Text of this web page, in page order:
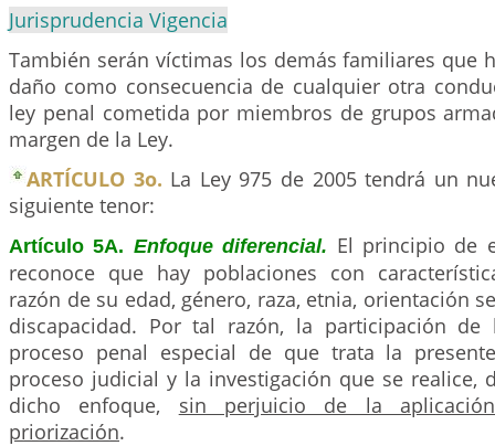
Jurisprudencia Vigencia
También serán víctimas los demás familiares que
daño como consecuencia de cualquier otra
ley penal cometida por miembros de grupos
margen de la Ley.
ARTÍCULO 3o. La Ley 975 de 2005 tendrá un
siguiente tenor:
Artículo 5A. Enfoque diferencial. El principio de
reconoce que hay poblaciones con
razón de su edad, género, raza, etnia, orientación
discapacidad. Por tal razón, la participación
proceso penal especial de que trata la
proceso judicial y la investigación que se realice,
dicho enfoque, sin perjuicio de la
priorización.